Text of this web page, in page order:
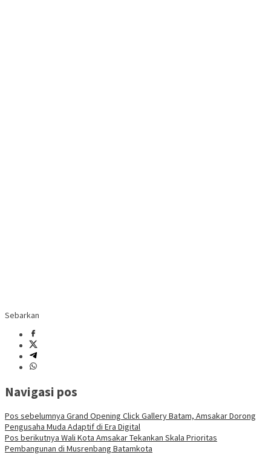
Sebarkan
Navigasi pos
Pos sebelumnya Grand Opening Click Gallery Batam, Amsakar Dorong
Pengusaha Muda Adaptif di Era Digital
Pos berikutnya Wali Kota Amsakar Tekankan Skala Prioritas
Pembangunan di Musrenbang Batamkota